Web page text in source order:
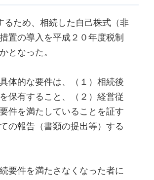
ため、相続した自己株式（非
置の導入を平成２０年度税制
となった。
体的な要件は、（１）相続後
保有すること、（２）経営従
件を満たしていることを証す
の報告（書類の提出等）する
要件を満たさなくなった者に